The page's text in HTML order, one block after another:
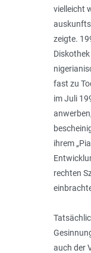
vielleicht
zeigte.
fast zu
im Juli
ihrem
rechten
auch der